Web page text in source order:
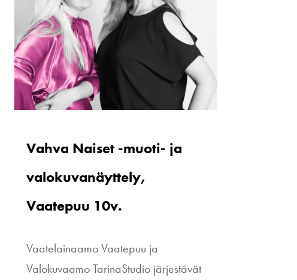
Vahva Naiset -muoti- ja
valokuvanäyttely,
Vaatepuu 10v.
Vaatelainaamo Vaatepuu ja
Valokuvaamo TarinaStudio järjestävät